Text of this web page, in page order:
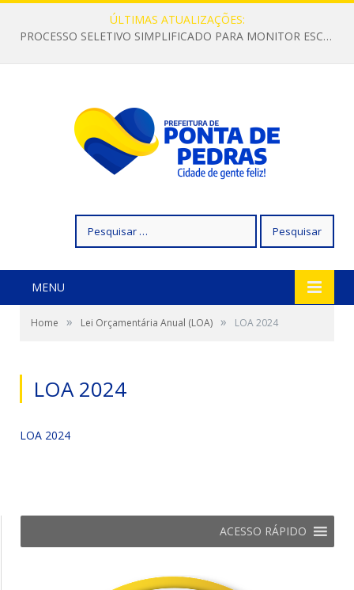
ÚLTIMAS ATUALIZAÇÕES:
PROCESSO SELETIVO SIMPLIFICADO PARA MONITOR ESCOLAR
por:
MENU
Home » Lei Orçamentária Anual (LOA) » LOA 2024
LOA 2024
LOA 2024
ACESSO RÁPIDO